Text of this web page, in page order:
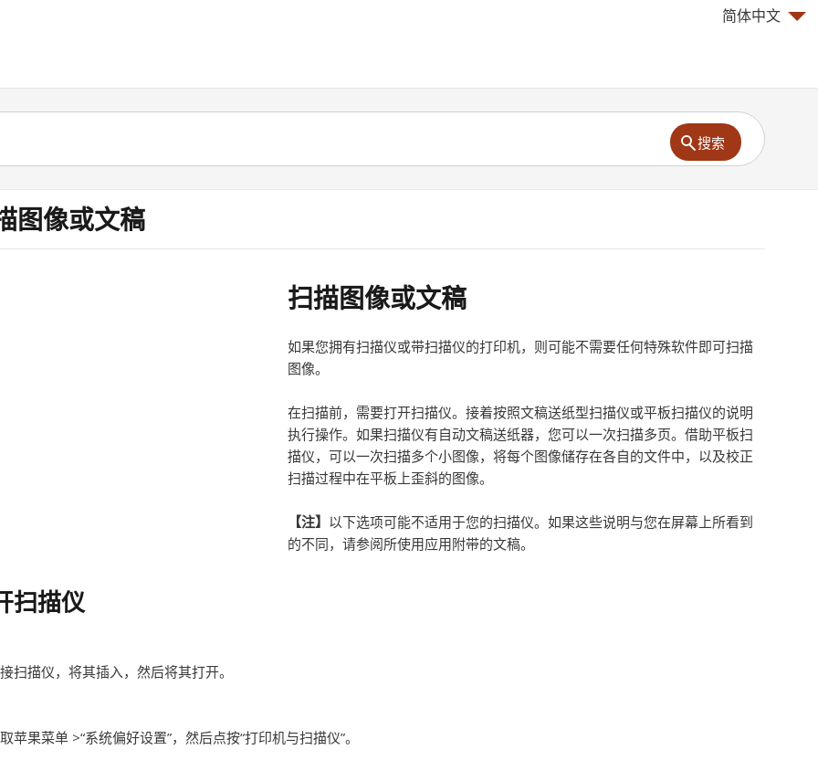
简体中文
搜索
图像或文稿
扫描图像或文稿
如果您拥有扫描仪或带扫描仪的打印机，则可能不需要任何特殊软件即可扫描
图像。
在扫描前，需要打开扫描仪。接着按照文稿送纸型扫描仪或平板扫描仪的说明
执行操作。如果扫描仪有自动文稿送纸器，您可以一次扫描多页。借助平板扫
描仪，可以一次扫描多个小图像，将每个图像储存在各自的文件中，以及校正
扫描过程中在平板上歪斜的图像。
【注】 以下选项可能不适用于您的扫描仪。如果这些说明与您在屏幕上所看到
的不同，请参阅所使用应用附带的文稿。
扫描仪
扫描仪，将其插入，然后将其打开。
苹果菜单 >“系统偏好设置”，然后点按“打印机与扫描仪”。